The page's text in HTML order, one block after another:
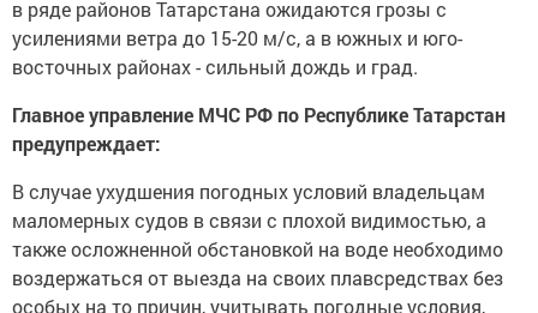
в ряде районов Татарстана ожидаются грозы с
усилениями ветра до 15-20 м/с, а в южных и юго-
восточных районах - сильный дождь и град.
Главное управление МЧС РФ по Республике Татарстан
предупреждает:
В случае ухудшения погодных условий владельцам
маломерных судов в связи с плохой видимостью, а
также осложненной обстановкой на воде необходимо
воздержаться от выезда на своих плавсредствах без
особых на то причин, учитывать погодные условия,